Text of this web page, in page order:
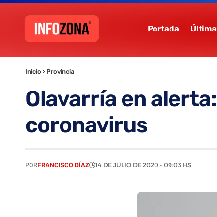
Portada
Inicio › Provincia
Olavarría en
coronavirus
PORFRANCISCO DÍAZ 14 DE JULIO DE 2020 - 09:03 HS